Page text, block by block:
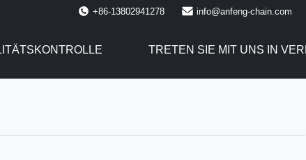
+86-13802941278 info@anfeng-chain.com
TRETEN SIE MIT UNS IN